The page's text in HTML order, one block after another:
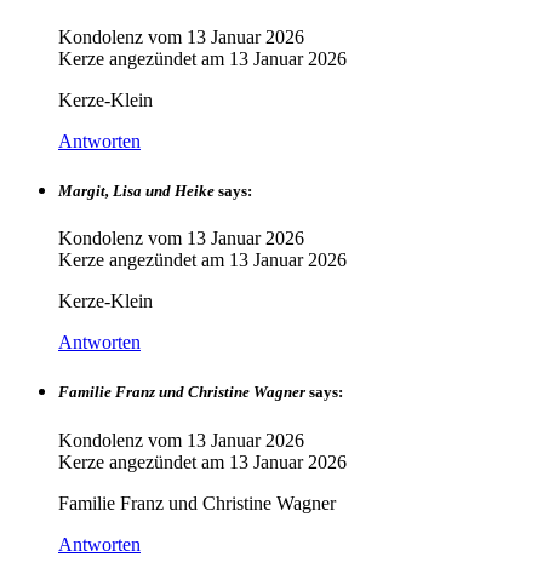
Kondolenz vom 13 Januar 2026
Kerze angezündet am 13 Januar 2026
Kerze-Klein
Antworten
Margit, Lisa und Heike says:
Kondolenz vom 13 Januar 2026
Kerze angezündet am 13 Januar 2026
Kerze-Klein
Antworten
Familie Franz und Christine Wagner says:
Kondolenz vom 13 Januar 2026
Kerze angezündet am 13 Januar 2026
Familie Franz und Christine Wagner
Antworten